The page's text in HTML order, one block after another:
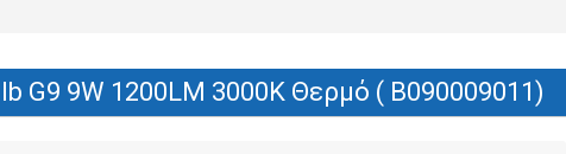
G9 9W 1200LM 3000K Θερμό ( B090009011)